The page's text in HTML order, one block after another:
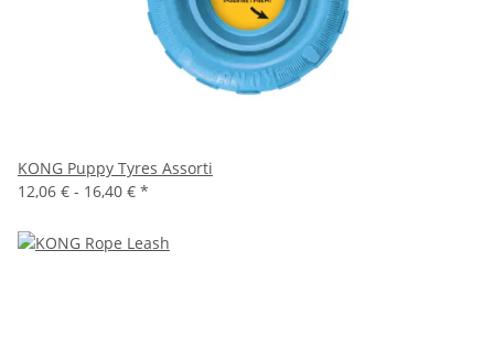
KONG Puppy Tyres Assorti
12,06 € - 16,40 € *